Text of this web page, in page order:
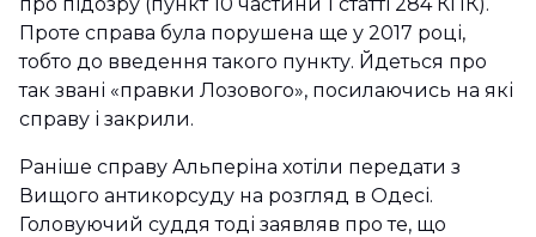
Проте справа була порушена ще у 2017 році,
тобто до введення такого пункту. Йдеться про
так звані «правки Лозового», посилаючись на які
справу і закрили.
Раніше справу Альперіна хотіли передати з
Вищого антикорсуду на розгляд в Одесі.
Головуючий суддя тоді заявляв про те, що